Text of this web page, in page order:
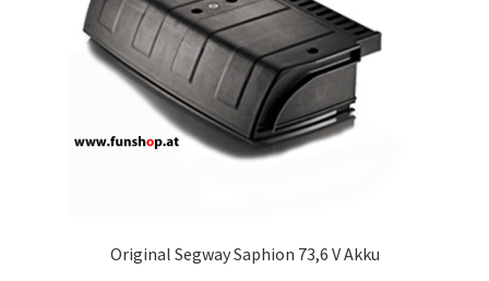
Original Segway Saphion 73,6 V Akku